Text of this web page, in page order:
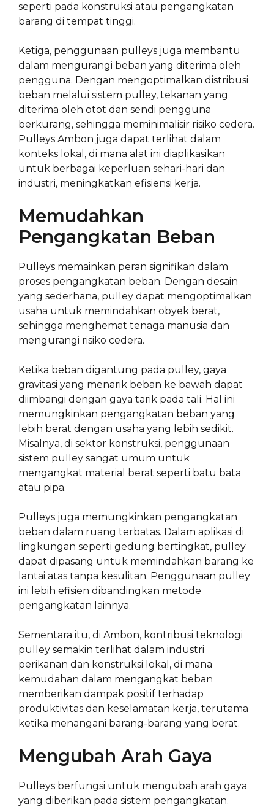
seperti pada konstruksi atau pengangkatan
barang di tempat tinggi.
Ketiga, penggunaan pulleys juga membantu
dalam mengurangi beban yang diterima oleh
pengguna. Dengan mengoptimalkan distribusi
beban melalui sistem pulley, tekanan yang
diterima oleh otot dan sendi pengguna
berkurang, sehingga meminimalisir risiko cedera.
Pulleys Ambon juga dapat terlihat dalam
konteks lokal, di mana alat ini diaplikasikan
untuk berbagai keperluan sehari-hari dan
industri, meningkatkan efisiensi kerja.
Memudahkan
Pengangkatan Beban
Pulleys memainkan peran signifikan dalam
proses pengangkatan beban. Dengan desain
yang sederhana, pulley dapat mengoptimalkan
usaha untuk memindahkan obyek berat,
sehingga menghemat tenaga manusia dan
mengurangi risiko cedera.
Ketika beban digantung pada pulley, gaya
gravitasi yang menarik beban ke bawah dapat
diimbangi dengan gaya tarik pada tali. Hal ini
memungkinkan pengangkatan beban yang
lebih berat dengan usaha yang lebih sedikit.
Misalnya, di sektor konstruksi, penggunaan
sistem pulley sangat umum untuk
mengangkat material berat seperti batu bata
atau pipa.
Pulleys juga memungkinkan pengangkatan
beban dalam ruang terbatas. Dalam aplikasi di
lingkungan seperti gedung bertingkat, pulley
dapat dipasang untuk memindahkan barang ke
lantai atas tanpa kesulitan. Penggunaan pulley
ini lebih efisien dibandingkan metode
pengangkatan lainnya.
Sementara itu, di Ambon, kontribusi teknologi
pulley semakin terlihat dalam industri
perikanan dan konstruksi lokal, di mana
kemudahan dalam mengangkat beban
memberikan dampak positif terhadap
produktivitas dan keselamatan kerja, terutama
ketika menangani barang-barang yang berat.
Mengubah Arah Gaya
Pulleys berfungsi untuk mengubah arah gaya
yang diberikan pada sistem pengangkatan.